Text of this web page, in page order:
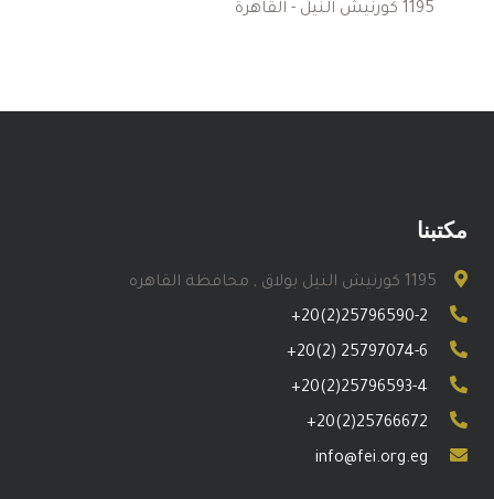
1195 كورنيش النيل - القاهرة
مكتبنا
1195 كورنيش النيل بولاق , محافظة القاهره
+20(2)25796590-2
+20(2) 25797074-6
+20(2)25796593-4
+20(2)25766672
info@fei.org.eg